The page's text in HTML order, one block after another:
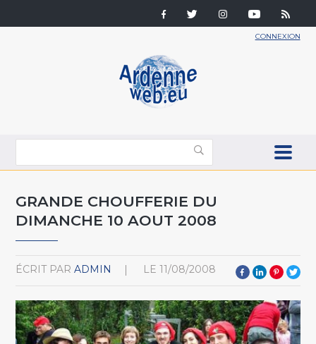
CONNEXION
GRANDE CHOUFFERIE DU
DIMANCHE 10 AOUT 2008
ÉCRIT PAR ADMIN LE 11/08/2008